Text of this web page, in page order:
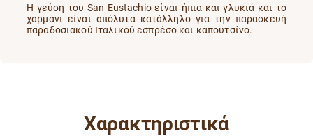
Η γεύση του San Eustachio είναι ήπια και γλυκιά και το
χαρμάνι είναι απόλυτα κατάλληλο για την παρασκευή
παραδοσιακού Ιταλικού εσπρέσο και καπουτσίνο.
Χαρακτηριστικά